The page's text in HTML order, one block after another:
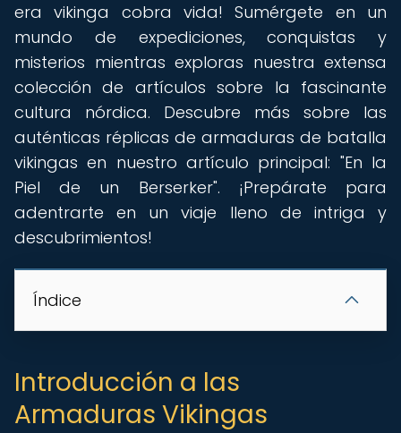
era vikinga cobra vida! Sumérgete en un
mundo de expediciones, conquistas y
misterios mientras exploras nuestra extensa
colección de artículos sobre la fascinante
cultura nórdica. Descubre más sobre las
auténticas réplicas de armaduras de batalla
vikingas en nuestro artículo principal: "En la
Piel de un Berserker". ¡Prepárate para
adentrarte en un viaje lleno de intriga y
descubrimientos!
Índice
Introducción a las
Armaduras Vikingas